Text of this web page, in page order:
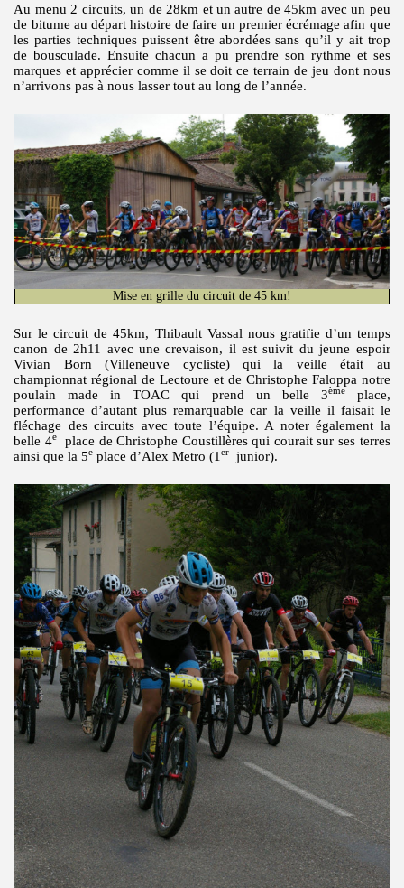
Au menu 2 circuits, un de 28km et un autre de 45km avec un peu
de bitume au départ histoire de faire un premier écrémage afin que
les parties techniques puissent être abordées sans qu’il y ait trop
de bousculade. Ensuite chacun a pu prendre son rythme et ses
marques et apprécier comme il se doit ce terrain de jeu dont nous
n’arrivons pas à nous lasser tout au long de l’année.
Mise en grille du circuit de 45 km!
Sur le circuit de 45km, Thibault Vassal nous gratifie d’un temps
canon de 2h11 avec une crevaison, il est suivit du jeune espoir
Vivian Born (Villeneuve cycliste) qui la veille était au
championnat régional de Lectoure et de Christophe Faloppa notre
poulain made in TOAC qui prend un belle 3èmeplace,
performance d’autant plus remarquable car la veille il faisait le
fléchage des circuits avec toute l’équipe. A noter également la
belle 4e
place de Christophe Coustillères qui courait sur ses terres
ainsi que la 5e place d’Alex Metro (1er junior).